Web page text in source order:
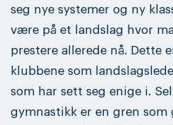
seg nye systemer og ny
være på et landslag hvor
prestere allerede nå. Dette
klubbene som
som har sett seg enige i.
gymnastikk er en gren som